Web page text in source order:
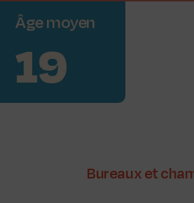
Âgemoyen
19
Bureauxet